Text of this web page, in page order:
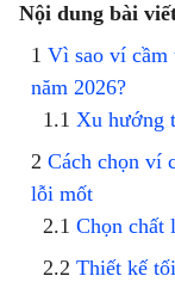
Nội dung bài
Vì sao ví cầm
năm 2026?
Xu hướng
Cách chọn ví
lỗi mốt
Chọn chất
Thiết kế